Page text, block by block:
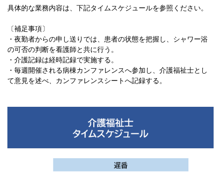
具体的な業務内容は、下記タイムスケジュールを参照ください。
〔補足事項〕
・夜勤者からの申し送りでは、患者の状態を把握し、シャワー浴
の可否の判断を看護師と共に行う。
・介護記録は経時記録で実施する。
・毎週開催される病棟カンファレンスへ参加し、介護福祉士とし
て意見を述べ、カンファレンスシートへ記録する。